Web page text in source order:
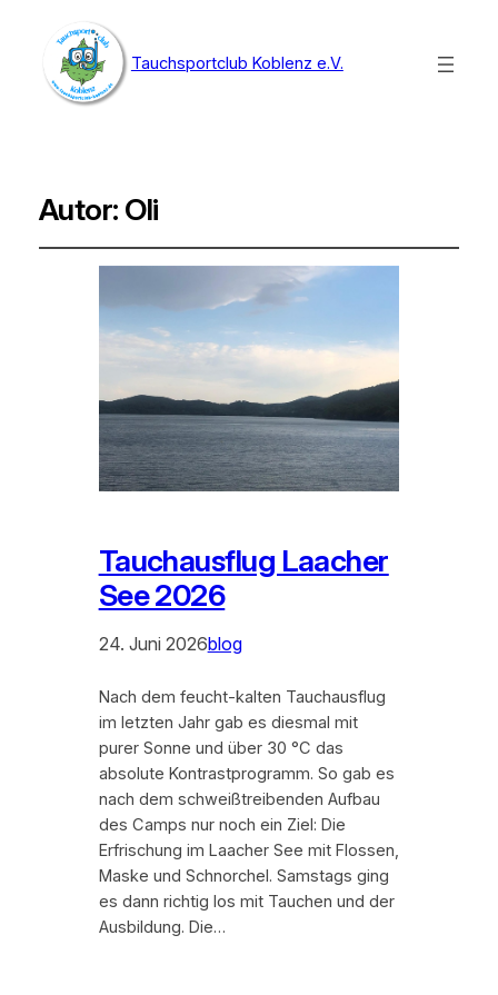
Tauchsportclub Koblenz e.V.
Autor: Oli
Tauchausflug Laacher
See 2026
24. Juni 2026blog
Nach dem feucht-kalten Tauchausflug
im letzten Jahr gab es diesmal mit
purer Sonne und über 30 °C das
absolute Kontrastprogramm. So gab es
nach dem schweißtreibenden Aufbau
des Camps nur noch ein Ziel: Die
Erfrischung im Laacher See mit Flossen,
Maske und Schnorchel. Samstags ging
es dann richtig los mit Tauchen und der
Ausbildung. Die…